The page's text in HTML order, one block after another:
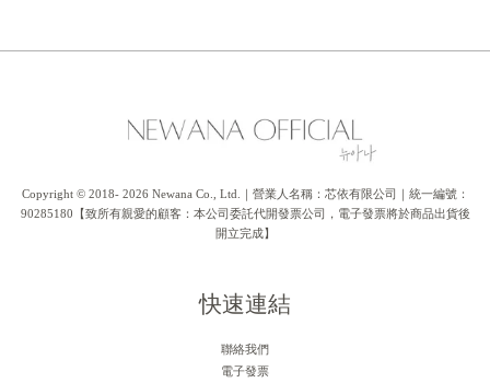
Copyright © 2018- 2026 Newana Co., Ltd.｜營業人名稱：芯依有限公司｜統一編號：
90285180【致所有親愛的顧客：本公司委託代開發票公司，電子發票將於商品出貨後
開立完成】
快速連結
聯絡我們
電子發票